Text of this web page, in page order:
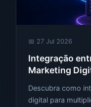
📅 27 Jul 2026
Integração
Marketing
Descubra como
digital para